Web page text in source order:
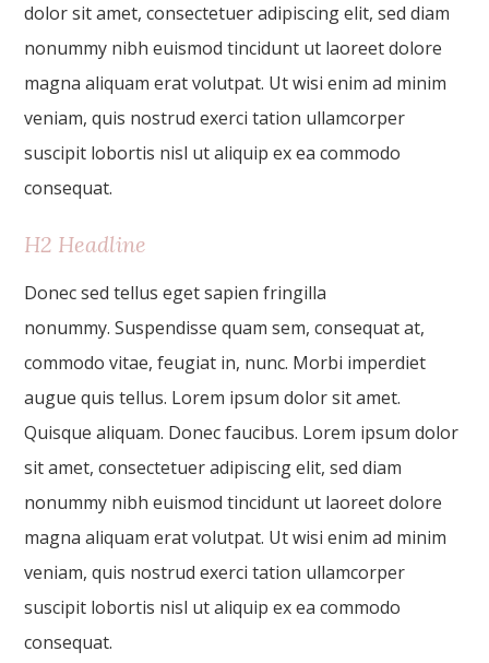
dolor sit amet, consectetuer adipiscing elit, sed diam
nonummy nibh euismod tincidunt ut laoreet dolore
magna aliquam erat volutpat. Ut wisi enim ad minim
veniam, quis nostrud exerci tation ullamcorper
suscipit lobortis nisl ut aliquip ex ea commodo
consequat.
H2 Headline
Donec sed tellus eget sapien fringilla
nonummy. Suspendisse quam sem, consequat at,
commodo vitae, feugiat in, nunc. Morbi imperdiet
augue quis tellus. Lorem ipsum dolor sit amet.
Quisque aliquam. Donec faucibus. Lorem ipsum dolor
sit amet, consectetuer adipiscing elit, sed diam
nonummy nibh euismod tincidunt ut laoreet dolore
magna aliquam erat volutpat. Ut wisi enim ad minim
veniam, quis nostrud exerci tation ullamcorper
suscipit lobortis nisl ut aliquip ex ea commodo
consequat.